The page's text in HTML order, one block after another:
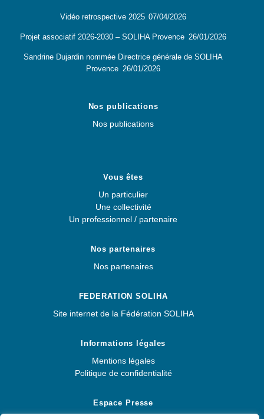
Vidéo retrospective 2025 07/04/2026
Projet associatif 2026-2030 – SOLIHA Provence 26/01/2026
Sandrine Dujardin nommée Directrice générale de SOLIHA
Provence 26/01/2026
Nos publications
Nos publications
Vous êtes
Un particulier
Une collectivité
Un professionnel / partenaire
Nos partenaires
Nos partenaires
FEDERATION SOLIHA
Site internet de la Fédération SOLIHA
Informations légales
Mentions légales
Politique de confidentialité
Espace Presse